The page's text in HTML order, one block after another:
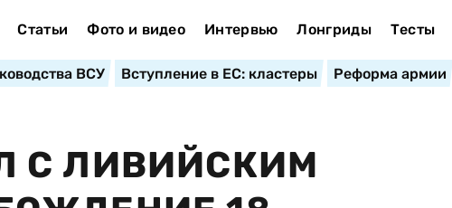
Статьи Фото и видео Интервью Лонгриды Тесты
ВСУ Вступление в ЕС: кластеры Реформа армии
С ЛИВИЙСКИМ